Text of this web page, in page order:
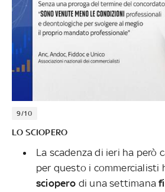
9/10
LO SCIOPERO
La scadenza di ieri ha però
per questo i
sciopero di una settimana